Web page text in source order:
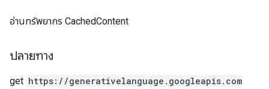
อ่านทรัพยากร CachedContent
ปลายทาง
get https: / /generativelanguage.googleapis.com